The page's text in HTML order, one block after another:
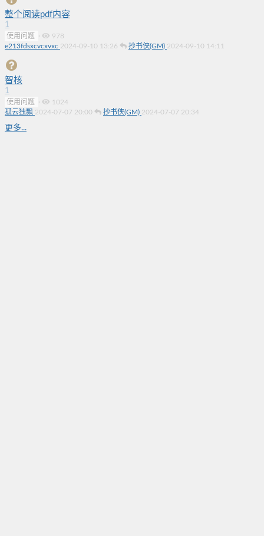
整个阅读pdf内容
1
使用问题 ·
978
e213fdsxcvcxvxc 2024-09-10 13:26 抄书侠(GM) 2024-09-10 14:11
智核
1
使用问题 ·
1024
孤云独飘 2024-07-07 20:00 抄书侠(GM) 2024-07-07 20:34
更多...